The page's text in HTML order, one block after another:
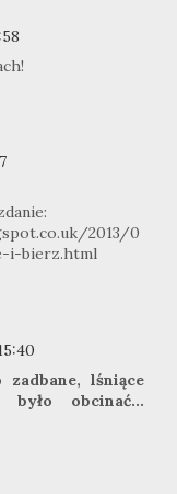
2013/0
i-bierz.html
lśniące
obcinać...